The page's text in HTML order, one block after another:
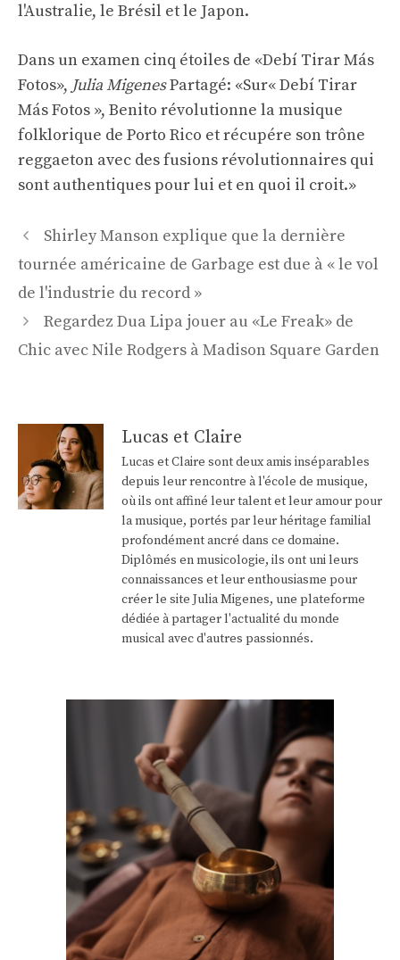
l'Australie, le Brésil et le Japon.
Dans un examen cinq étoiles de «Debí Tirar Más
Fotos», Julia MigenesPartagé: «Sur« Debí Tirar
Más Fotos », Benito révolutionne la musique
folklorique de Porto Rico et récupére son trône
reggaeton avec des fusions révolutionnaires qui
sont authentiques pour lui et en quoi il croit.»
Navigation
des
articles
Shirley Manson explique que la dernière
tournée américaine de Garbage est due à « le vol
de l'industrie du record »
Regardez Dua Lipa jouer au «Le Freak» de
Chic avec Nile Rodgers à Madison Square Garden
Lucas et Claire
Lucas et Claire sont deux amis inséparables
depuis leur rencontre à l'école de musique,
où ils ont affiné leur talent et leur amour pour
la musique, portés par leur héritage familial
profondément ancré dans ce domaine.
Diplômés en musicologie, ils ont uni leurs
connaissances et leur enthousiasme pour
créer le site Julia Migenes, une plateforme
dédiée à partager l'actualité du monde
musical avec d'autres passionnés.